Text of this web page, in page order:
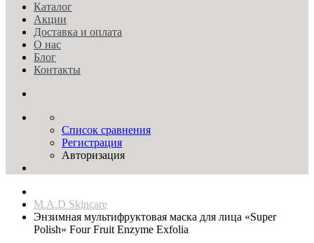
Каталог
Акции
Доставка и оплата
О нас
Блог
Контакты
Список сравнения
Регистрация
Авторизация
M.A.D Skincare
Энзимная мультифруктовая маска для лица «Super
Polish» Four Fruit Enzyme Exfolia